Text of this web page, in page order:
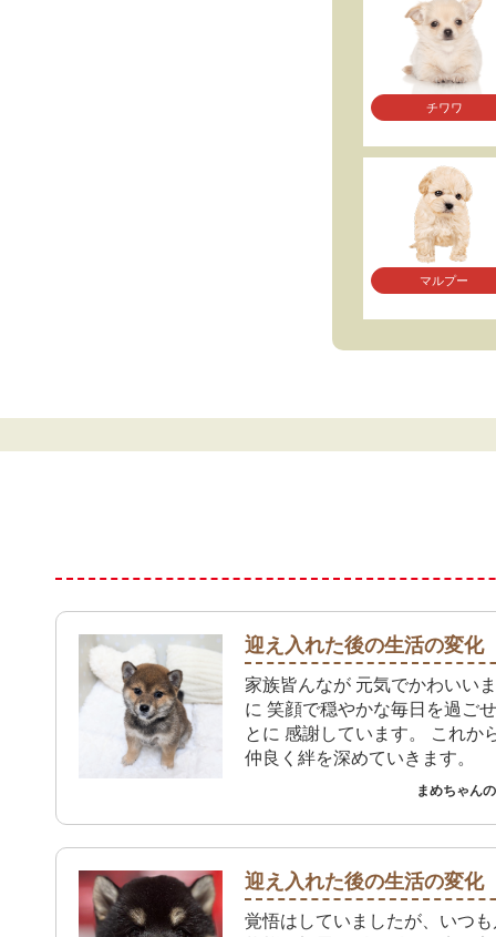
チワワ
マルプー
迎え入れた後の生活の変化
家族皆んなが 元気でかわいい
に 笑顔で穏やかな毎日を過ご
とに 感謝しています。 これか
仲良く絆を深めていきます。
まめちゃん
迎え入れた後の生活の変化
覚悟はしていましたが、いつ